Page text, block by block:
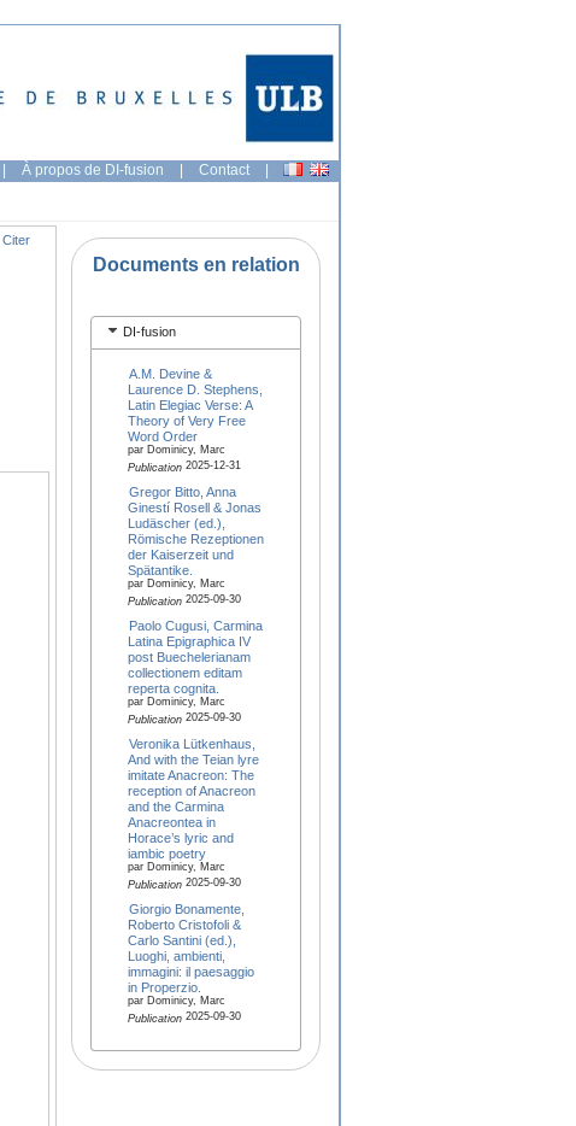
| À propos de DI-fusion | Contact |
Citer
Documents en relation
DI-fusion
A.M. Devine &
Laurence D. Stephens,
Latin Elegiac Verse: A
Theory of Very Free
Word Order
par Dominicy, Marc
Publication2025-12-31
Gregor Bitto, Anna
Ginestí Rosell & Jonas
Ludäscher (ed.),
Römische Rezeptionen
der Kaiserzeit und
Spätantike.
par Dominicy, Marc
Publication2025-09-30
Paolo Cugusi, Carmina
Latina Epigraphica IV
post Buechelerianam
collectionem editam
reperta cognita.
par Dominicy, Marc
Publication2025-09-30
Veronika Lütkenhaus,
And with the Teian lyre
imitate Anacreon: The
reception of Anacreon
and the Carmina
Anacreontea in
Horace’s lyric and
iambic poetry
par Dominicy, Marc
Publication2025-09-30
Giorgio Bonamente,
Roberto Cristofoli &
Carlo Santini (ed.),
Luoghi, ambienti,
immagini: il paesaggio
in Properzio.
par Dominicy, Marc
Publication2025-09-30